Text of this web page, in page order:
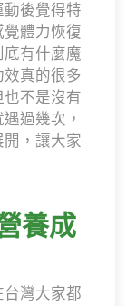
後覺得特
體力恢復
有什麼魔
真的很多
不是沒有
過幾次，
，讓大家
養成
灣大家都